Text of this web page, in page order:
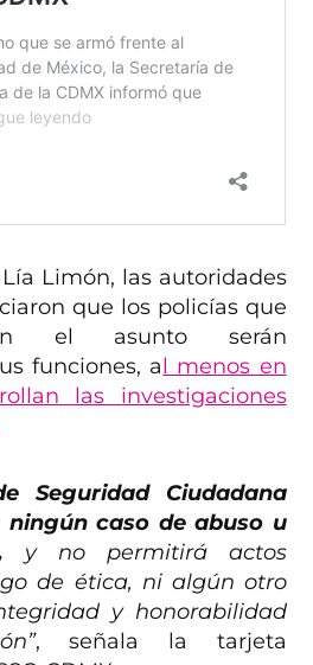
Limón, las autoridades
que los policías que
el asunto serán
funciones, al menos en
las investigaciones
Seguridad Ciudadana
ningún caso de abuso u
y no permitirá actos
de ética, ni algún otro
y honorabilidad
, señala la tarjeta